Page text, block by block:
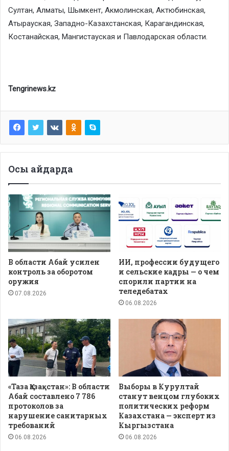
Султан, Алматы, Шымкент, Акмолинская, Актюбинская,
Атырауская, Западно-Казахстанская, Карагандинская,
Костанайская, Мангистауская и Павлодарская области.
Tengrinews.kz
Осы айдарда
В области Абай усилен
контроль за оборотом
оружия
07.08.2026
ИИ, профессии будущего
и сельские кадры — о чем
спорили партии на
теледебатах
06.08.2026
«Таза Қазақстан»: В области
Абай составлено 7 786
протоколов за
нарушение санитарных
требований
06.08.2026
Выборы в Курултай
станут венцом глубоких
политических реформ
Казахстана — эксперт из
Кыргызстана
06.08.2026